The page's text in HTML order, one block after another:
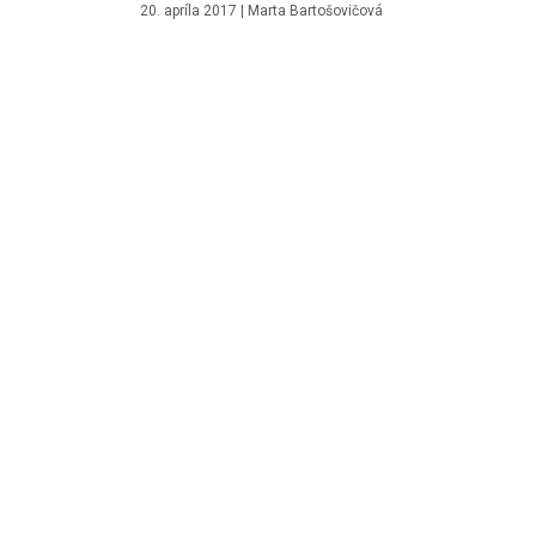
20. apríla 2017 | Marta Bartošovičová